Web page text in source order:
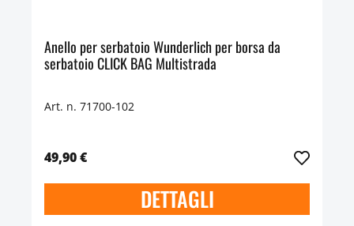
Anello per serbatoio Wunderlich per borsa da
serbatoio CLICK BAG Multistrada
Art. n. 71700-102
49,90 €
DETTAGLI